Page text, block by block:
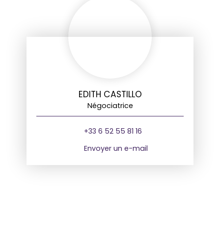
EDITH CASTILLO
Négociatrice
+33 6 52 55 81 16
Envoyer un e-mail